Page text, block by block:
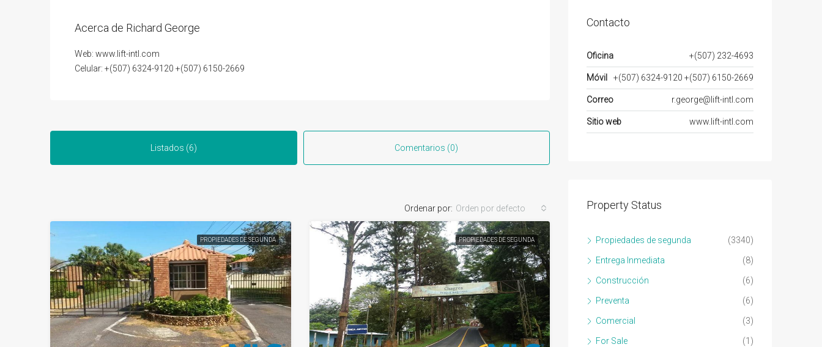
Acerca de Richard George
Web: www.lift-intl.com
Celular: +(507) 6324-9120 +(507) 6150-2669
Listados (6) Comentarios (0)
Ordenar por: Orden por defecto
PROPIEDADES DE SEGUNDA PROPIEDADES DE SEGUNDA
Contacto
Oficina +(507) 232-4693
Móvil +(507) 6324-9120 +(507) 6150-2669
Correo r.george@lift-intl.com
Sitio web www.lift-intl.com
Property Status
Propiedades de segunda (3340)
Entrega Inmediata (8)
Construcción (6)
Preventa (6)
Comercial (3)
For Sale (1)